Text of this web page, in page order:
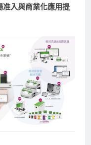
准入與商業化應用提